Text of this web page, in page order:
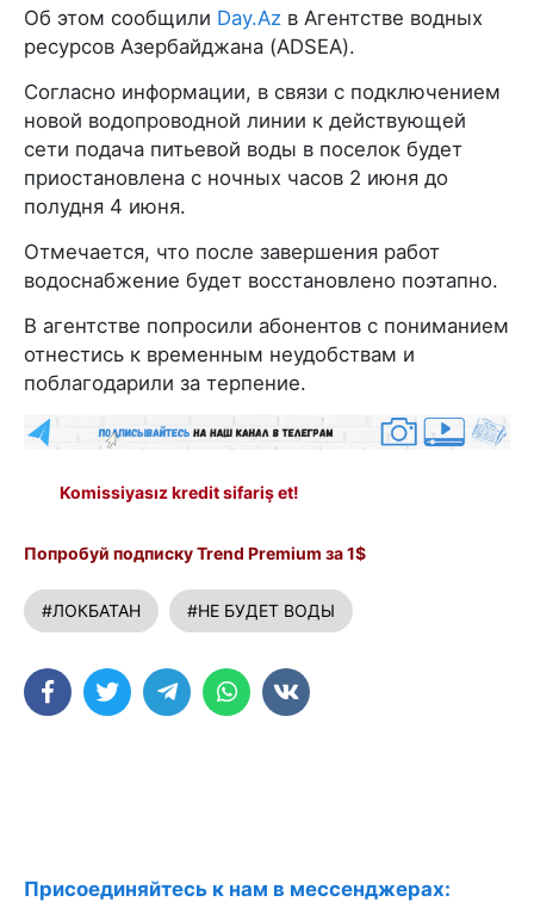
Об этом сообщили Day.Az в Агентстве водных
ресурсов Азербайджана (ADSEA).
Согласно информации, в связи с подключением
новой водопроводной линии к действующей
сети подача питьевой воды в поселок будет
приостановлена с ночных часов 2 июня до
полудня 4 июня.
Отмечается, что после завершения работ
водоснабжение будет восстановлено поэтапно.
В агентстве попросили абонентов с пониманием
отнестись к временным неудобствам и
поблагодарили за терпение.
Komissiyasız kredit sifariş et!
Попробуй подписку Trend Premium за 1$
#ЛОКБАТАН #НЕ БУДЕТ ВОДЫ
Присоединяйтесь к нам в мессенджерах: